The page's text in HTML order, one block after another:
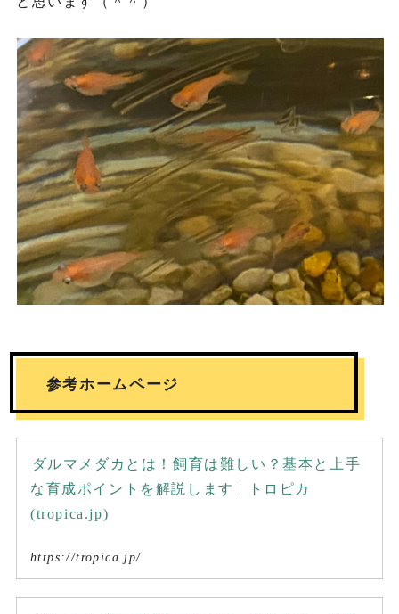
参考ホームページ
ダルマメダカとは！飼育は難しい？基本と上手
な育成ポイントを解説します | トロピカ
(tropica.jp)
https://tropica.jp/